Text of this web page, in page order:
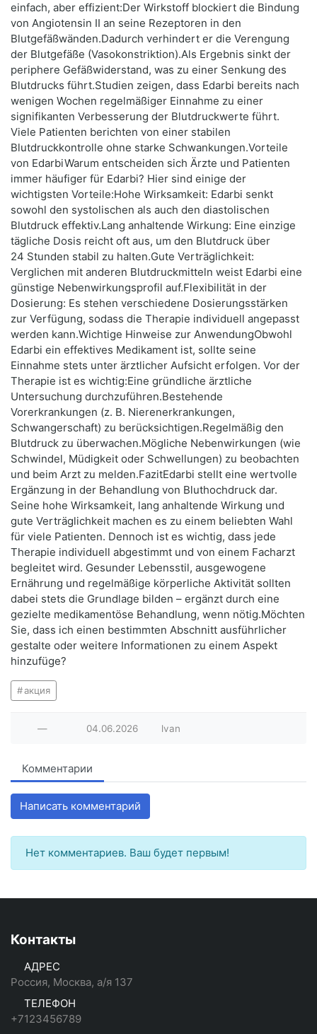
einfach, aber effizient:Der Wirkstoff blockiert die Bindung
von Angiotensin II an seine Rezeptoren in den
Blutgefäßwänden.Dadurch verhindert er die Verengung
der Blutgefäße (Vasokonstriktion).Als Ergebnis sinkt der
periphere Gefäßwiderstand, was zu einer Senkung des
Blutdrucks führt.Studien zeigen, dass Edarbi bereits nach
wenigen Wochen regelmäßiger Einnahme zu einer
signifikanten Verbesserung der Blutdruckwerte führt.
Viele Patienten berichten von einer stabilen
Blutdruckkontrolle ohne starke Schwankungen.Vorteile
von EdarbiWarum entscheiden sich Ärzte und Patienten
immer häufiger für Edarbi? Hier sind einige der
wichtigsten Vorteile:Hohe Wirksamkeit: Edarbi senkt
sowohl den systolischen als auch den diastolischen
Blutdruck effektiv.Lang anhaltende Wirkung: Eine einzige
tägliche Dosis reicht oft aus, um den Blutdruck über
24 Stunden stabil zu halten.Gute Verträglichkeit:
Verglichen mit anderen Blutdruckmitteln weist Edarbi eine
günstige Nebenwirkungsprofil auf.Flexibilität in der
Dosierung: Es stehen verschiedene Dosierungsstärken
zur Verfügung, sodass die Therapie individuell angepasst
werden kann.Wichtige Hinweise zur AnwendungObwohl
Edarbi ein effektives Medikament ist, sollte seine
Einnahme stets unter ärztlicher Aufsicht erfolgen. Vor der
Therapie ist es wichtig:Eine gründliche ärztliche
Untersuchung durchzuführen.Bestehende
Vorerkrankungen (z. B. Nierenerkrankungen,
Schwangerschaft) zu berücksichtigen.Regelmäßig den
Blutdruck zu überwachen.Mögliche Nebenwirkungen (wie
Schwindel, Müdigkeit oder Schwellungen) zu beobachten
und beim Arzt zu melden.FazitEdarbi stellt eine wertvolle
Ergänzung in der Behandlung von Bluthochdruck dar.
Seine hohe Wirksamkeit, lang anhaltende Wirkung und
gute Verträglichkeit machen es zu einem beliebten Wahl
für viele Patienten. Dennoch ist es wichtig, dass jede
Therapie individuell abgestimmt und von einem Facharzt
begleitet wird. Gesunder Lebensstil, ausgewogene
Ernährung und regelmäßige körperliche Aktivität sollten
dabei stets die Grundlage bilden – ergänzt durch eine
gezielte medikamentöse Behandlung, wenn nötig.Möchten
Sie, dass ich einen bestimmten Abschnitt ausführlicher
gestalte oder weitere Informationen zu einem Aspekt
hinzufüge?
акция
— 04.06.2026 lvan
Комментарии
Написать комментарий
Нет комментариев. Ваш будет первым!
Контакты
АДРЕС
Россия, Москва, а/я 137
ТЕЛЕФОН
+7123456789